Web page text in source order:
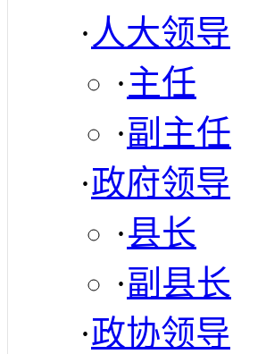
· 人大领导
·主任
·副主任
·政府领导
·县长
·副县长
·政协领导